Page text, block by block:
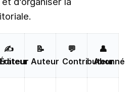
✍️
Éditeur
📝
Auteur
💬
Contributeur
👤
Abonné